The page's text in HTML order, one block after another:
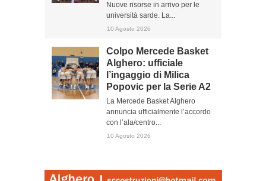
Nuove risorse in arrivo per le
università sarde. La...
10 Agosto 2026
Colpo Mercede Basket
Alghero: ufficiale
l’ingaggio di Milica
Popovic per la Serie A2
La Mercede Basket Alghero
annuncia ufficialmente l’accordo
con l’ala/centro...
10 Agosto 2026